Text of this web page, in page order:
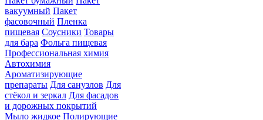
вакуумный Пакет
фасовочный Пленка
пищевая Соусники Товары
для бара Фольга пищевая
Профессиональная химия
Автохимия
Ароматизирующие
препараты Для санузлов Для
стёкол и зеркал Для фасадов
и дорожных покрытий
Мыло жидкое Полирующие